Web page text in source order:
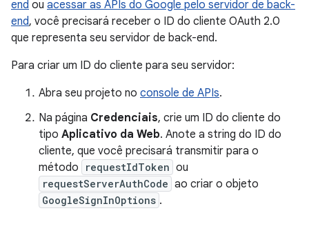
end ou acessar as APIs do Google pelo servidor de back-
end, você precisará receber o ID do cliente OAuth 2.0
que representa seu servidor de back-end.
Para criar um ID do cliente para seu servidor:
Abra seu projeto no console de APIs.
Na página Credenciais, crie um ID do cliente do
tipo Aplicativo da Web. Anote a string do ID do
cliente, que você precisará transmitir para o
método
requestIdToken ou
requestServerAuthCode ao criar o objeto
GoogleSignInOptions .